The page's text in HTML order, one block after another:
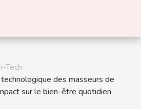
Tech
des masseurs de
sur le bien-être quotidien